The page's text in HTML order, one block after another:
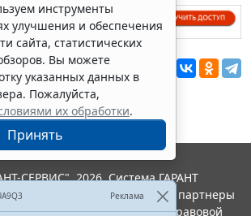
инструменты
улучшения и обеспечения
сайта, статистических
Вы можете
указанных данных в
Пожалуйста,
их обработки.
Принять
Реклама
СЕРВИС", 2026. Система ГАРАНТ
года. Компания "Гарант" и ее партнеры
Российской ассоциации правовой